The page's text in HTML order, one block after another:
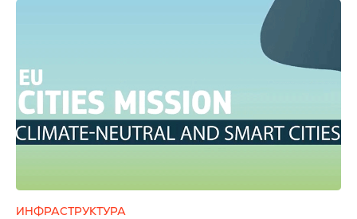
ИНФРАСТРУКТУРА